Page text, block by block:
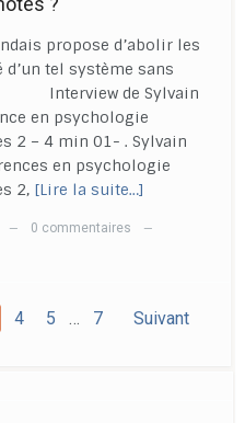
propose d’abolir les
tel système sans
Interview de Sylvain
en psychologie
2 – 4 min 01- . Sylvain
en psychologie
2, [Lire la suite…]
— 0 commentaires —
4 5 … 7 Suivant